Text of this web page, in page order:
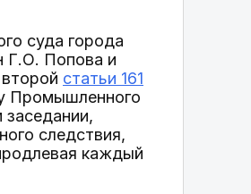
суда города
Г.О. Попова и
статьи 161
Промышленного
следствия,
каждый